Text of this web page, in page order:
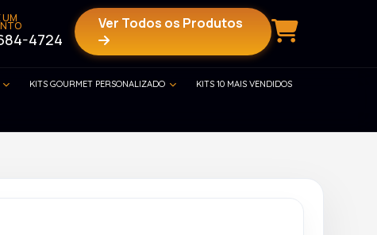
UM
4724
Ver Todos os Produtos
KITS GOURMET PERSONALIZADO KITS 10 MAIS VENDIDOS